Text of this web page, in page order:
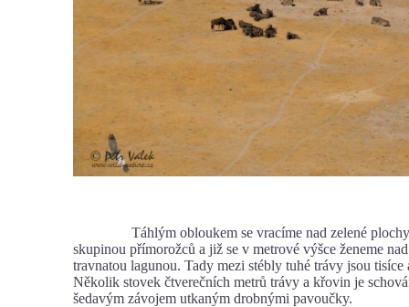
Táhlým obloukem se vracíme nad zelené plochy.
skupinou přímorožců a již se v metrové výšce ženeme
travnatou lagunou. Tady mezi stébly tuhé trávy jsou tisíce
Několik stovek čtverečních metrů trávy a křovin je
šedavým závojem utkaným drobnými pavoučky.